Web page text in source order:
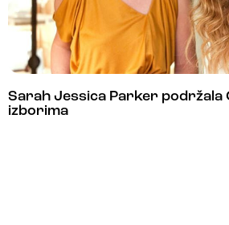
Sarah Jessica Parker podržala
izborima